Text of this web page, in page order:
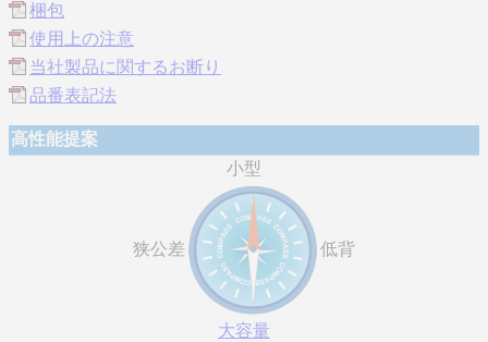
梱包
使用上の注意
当社製品に関するお断り
品番表記法
高性能提案
小型
狭公差 低背
大容量